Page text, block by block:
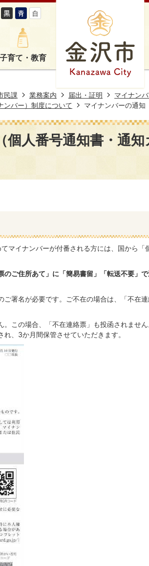
子育て・教育
民課 業務案内 届出・証明
マイナン
ンバー）制度について
マイナンバーの通知
個人番号通知書・通知
マイナンバーが付番される方には、国から「
のご住所あて」に「簡易書留」「転送不要」
ご署名が必要です。ご不在の場合は、「不在
。この場合、「不在連絡票」も投函されませ
、3か月間保管させていただきます。